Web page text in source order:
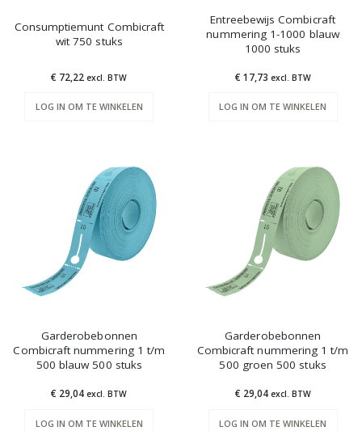
Consumptiemunt Combicraft
wit 750 stuks
€ 72,22excl. BTW
LOG IN OM TE WINKELEN
Entreebewijs Combicraft
nummering 1-1000 blauw
1000 stuks
€ 17,73 excl. BTW
LOG IN OM TE WINKELEN
Garderobebonnen
Combicraft nummering 1 t/m
500 blauw 500 stuks
€ 29,04excl. BTW
LOG IN OM TE WINKELEN
Garderobebonnen
Combicraft nummering 1 t/m
500 groen 500 stuks
€ 29,04 excl. BTW
LOG IN OM TE WINKELEN